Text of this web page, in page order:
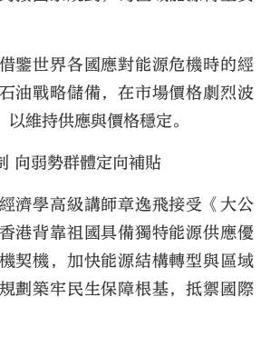
鑒世界各國應對能源危機時的經
油戰略儲備，在市場價格劇烈波
維持供應與價格穩定。
向弱勢群體定向補貼
濟學高級講師章逸飛接受《大公
港背靠祖國具備獨特能源供應優
契機，加快能源結構轉型與區域
劃築牢民生保障根基，抵禦國際